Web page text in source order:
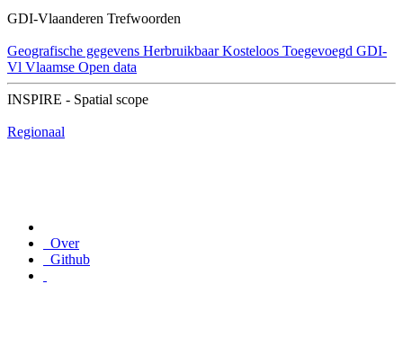
GDI-Vlaanderen Trefwoorden
Geografische gegevens Herbruikbaar Kosteloos Toegevoegd GDI-
Vl Vlaamse Open data
INSPIRE - Spatial scope
Regionaal
Over
Github